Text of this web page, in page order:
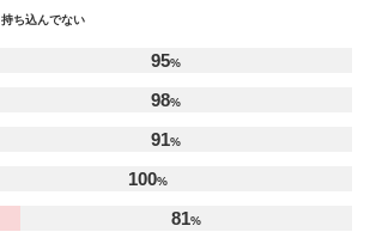
持ち込んでない
95%
98%
91%
100%
81%